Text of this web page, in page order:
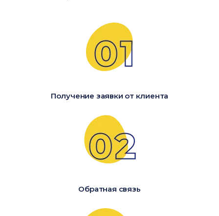
Получение заявки от клиента
Обратная связь